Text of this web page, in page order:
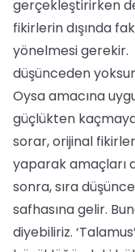
gerçekleştirirken de
fikirlerin dışında
yönelmesi
düşünceden
Oysa amacına
güçlükten
sorar, orijinal
yaparak amaçları
sonra, sıra
safhasına gelir.
diyebiliriz.